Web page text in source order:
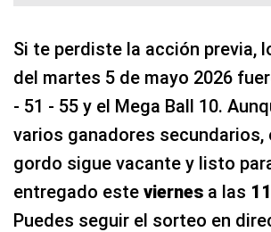
Si te perdiste la acción previa,
del martes 5 de mayo 2026
- 51 - 55 y el Mega Ball 10.
varios ganadores secundarios,
gordo sigue vacante y listo
entregado este viernes a las
Puedes seguir el sorteo en